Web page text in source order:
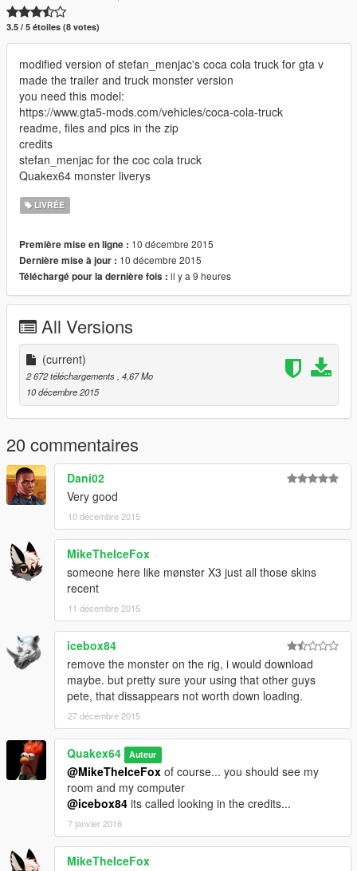
3.5 / 5 étoiles (8 votes)
modified version of stefan_menjac's coca cola truck for gta v
made the trailer and truck monster version
you need this model:
https://www.gta5-mods.com/vehicles/coca-cola-truck
readme, files and pics in the zip
credits
stefan_menjac for the coc cola truck
Quakex64 monster liverys
LIVRÉE
Première mise en ligne : 10 décembre 2015
Dernière mise à jour : 10 décembre 2015
Téléchargé pour la dernière fois : il y a 9 heures
All Versions
(current)
2 672 téléchargements, 4,67 Mo
10 décembre 2015
20 commentaires
Dani02
Very good
10 décembre 2015
MikeTheIceFox
someone here like mønster X3 just all those skins
recent
11 décembre 2015
icebox84
remove the monster on the rig, i would download
maybe. but pretty sure your using that other guys
pete, that dissappears not worth down loading.
27 décembre 2015
Quakex64 Auteur
@MikeTheIceFox of course... you should see my
room and my computer
@icebox84 its called looking in the credits...
7 janvier 2016
MikeTheIceFox